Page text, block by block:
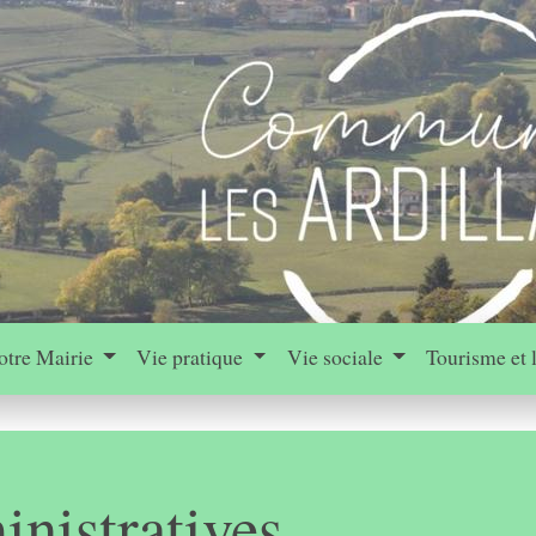
Mairie Vie pratique Vie sociale Tourisme et